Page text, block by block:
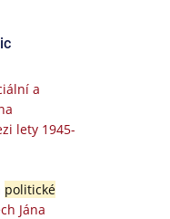
a
lety 1945-
politické
Jána